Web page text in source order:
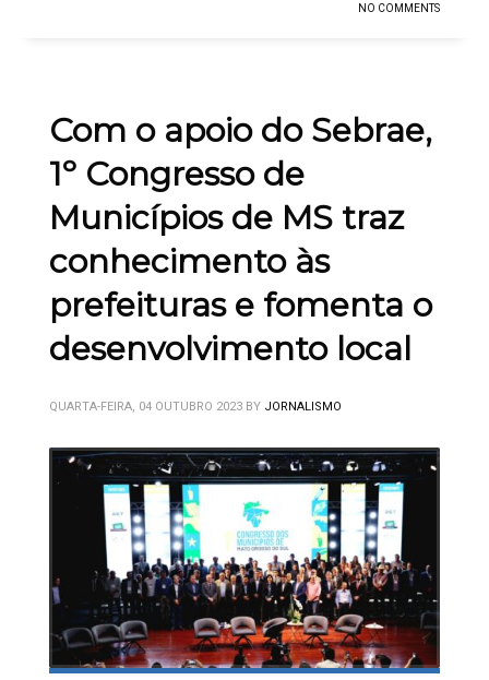
NO COMMENTS
Com o apoio do Sebrae,
1º Congresso de
Municípios de MS traz
conhecimento às
prefeituras e fomenta o
desenvolvimento local
QUARTA-FEIRA, 04 OUTUBRO 2023 BY JORNALISMO